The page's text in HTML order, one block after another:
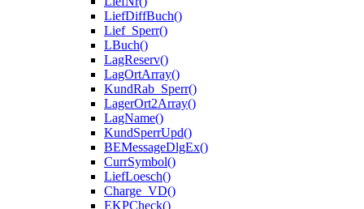
LiefDiffBuch()
Lief_Sperr()
LBuch()
LagReserv()
LagOrtArray()
KundRab_Sperr()
LagerOrt2Array()
LagName()
KundSperrUpd()
BEMessageDlgEx()
CurrSymbol()
LiefLoesch()
Charge_VD()
EKPCheck()